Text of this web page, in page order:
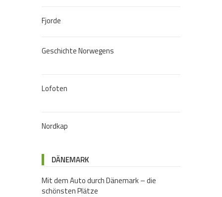
Fjorde
Geschichte Norwegens
Lofoten
Nordkap
DÄNEMARK
Mit dem Auto durch Dänemark – die
schönsten Plätze